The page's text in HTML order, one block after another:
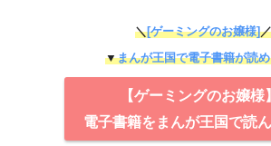
＼[ゲーミングのお嬢様]／
▼まんが王国で電子書籍が読
【ゲーミングのお嬢様】
電子書籍をまんが王国で読